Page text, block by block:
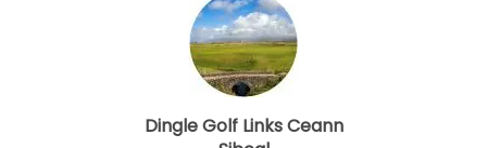
Dingle Golf Links Ceann